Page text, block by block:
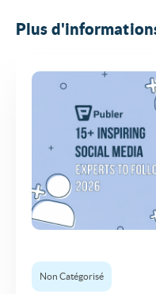
Plus
Non Catégorisé